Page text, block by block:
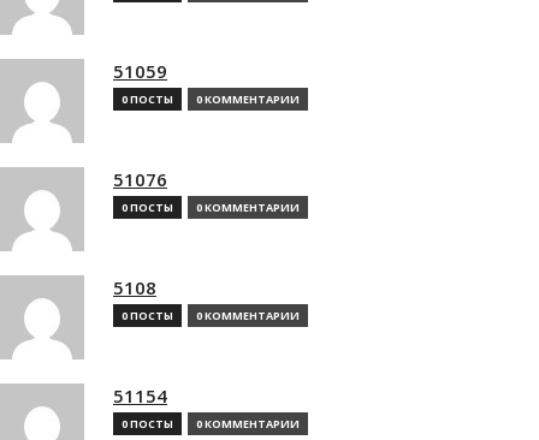
51059
0 ПОСТЫ 0 КОММЕНТАРИИ
51076
0 ПОСТЫ 0 КОММЕНТАРИИ
5108
0 ПОСТЫ 0 КОММЕНТАРИИ
51154
0 ПОСТЫ 0 КОММЕНТАРИИ